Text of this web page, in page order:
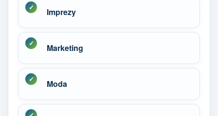
Imprezy
Marketing
Moda